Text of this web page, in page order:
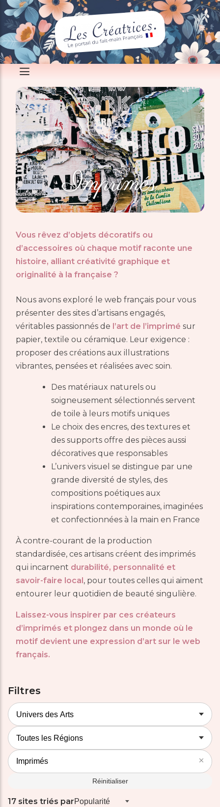
Imprimés
Vous rêvez d’objets décoratifs ou
d’accessoires où chaque motif raconte une
histoire, alliant créativité graphique et
originalité à la française ?
Nous avons exploré le web français pour vous
présenter des sites d’artisans engagés,
véritables passionnés de l’art de l’imprimé sur
papier, textile ou céramique. Leur exigence :
proposer des créations aux illustrations
vibrantes, pensées et réalisées avec soin.
Des matériaux naturels ou
soigneusement sélectionnés servent
de toile à leurs motifs uniques
Le choix des encres, des textures et
des supports offre des pièces aussi
décoratives que responsables
L’univers visuel se distingue par une
grande diversité de styles, des
compositions poétiques aux
inspirations contemporaines, imaginées
et confectionnées à la main en France
À contre-courant de la production
standardisée, ces artisans créent des imprimés
qui incarnent durabilité, personnalité et
savoir-faire local , pour toutes celles qui aiment
entourer leur quotidien de beauté singulière.
Laissez-vous inspirer par ces créateurs
d’imprimés et plongez dans un monde où le
motif devient une expression d’art sur le web
français.
Filtres
Réinitialiser
17 sites triés par